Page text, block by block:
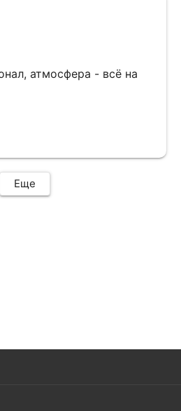
атмосфера - всё на
Еще